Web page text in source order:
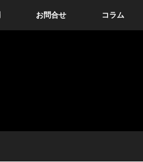
お問合せ コラム